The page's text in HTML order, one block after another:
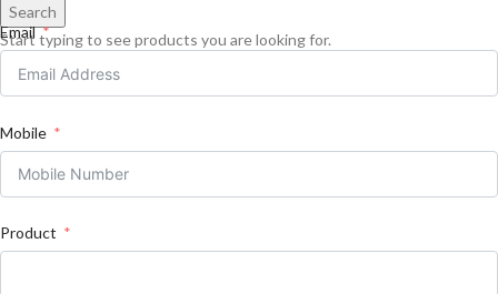
Search
Start typing to see products you are looking for.
Email
Mobile
Product